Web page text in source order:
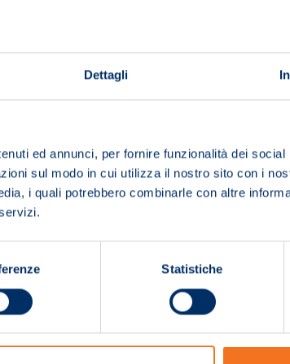
Dettagli
ed annunci, per fornire funzionalità dei
sul modo in cui utilizza il nostro sito con i
i quali potrebbero combinarle con altre
Statistiche
non trovata!